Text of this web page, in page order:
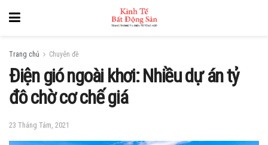
Trang chủ Chuyên đề
Điện gió ngoài khơi: Nhiều dự án tỷ
đô chờ cơ chế giá
23 Tháng Tám, 2021